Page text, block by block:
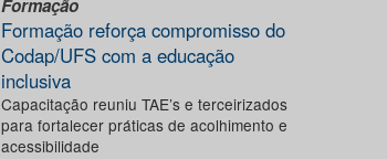
Formação
Formação reforça compromisso do
Codap/UFS com a educação
inclusiva
Capacitação reuniu TAE’s e terceirizados
para fortalecer práticas de acolhimento e
acessibilidade